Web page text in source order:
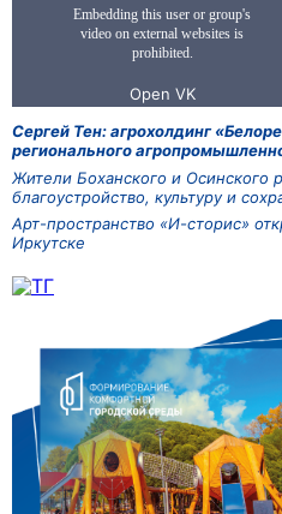
Сергей Тен: агрохолдинг
регионального
Жители Боханского и Осинского
благоустройство, культуру и
Арт-пространство «И-сторис»
Иркутске